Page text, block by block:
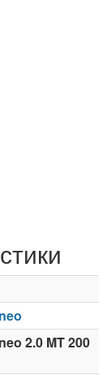
2.0 MT 200